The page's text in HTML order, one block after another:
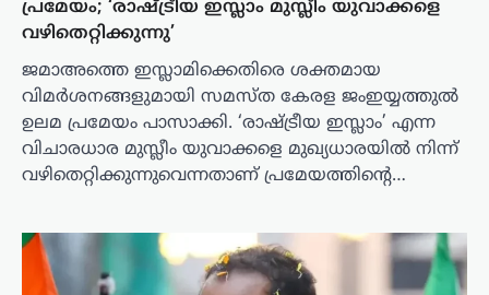
പ്രമേയം; ‘രാഷ്ട്രീയ ഇസ്ലാം മുസ്ലീം യുവാക്കളെ
വഴിതെറ്റിക്കുന്നു’
ജമാഅത്തെ ഇസ്ലാമിക്കെതിരെ ശക്തമായ
വിമർശനങ്ങളുമായി സമസ്ത കേരള ജംഇയ്യത്തുല്‍
ഉലമ പ്രമേയം പാസാക്കി. ‘രാഷ്ട്രീയ ഇസ്ലാം’ എന്ന
വിചാരധാര മുസ്ലീം യുവാക്കളെ മുഖ്യധാരയില്‍ നിന്ന്
വഴിതെറ്റിക്കുന്നുവെന്നതാണ് പ്രമേയത്തിന്റെ…